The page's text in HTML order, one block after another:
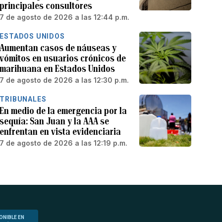
principales consultores
7 de agosto de 2026 a las 12:44 p.m.
ESTADOS UNIDOS
Aumentan casos de náuseas y
vómitos en usuarios crónicos de
marihuana en Estados Unidos
7 de agosto de 2026 a las 12:30 p.m.
TRIBUNALES
En medio de la emergencia por la
sequía: San Juan y la AAA se
enfrentan en vista evidenciaria
7 de agosto de 2026 a las 12:19 p.m.
EN